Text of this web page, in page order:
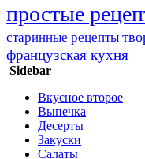
простые
старинные рецепты
французская кухня
Sidebar
Вкусное второе
Выпечка
Десерты
Закуски
Салаты